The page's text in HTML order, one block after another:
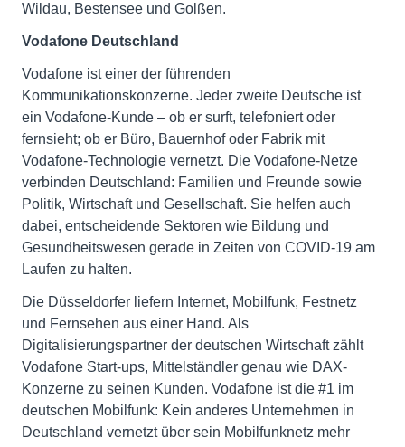
Wildau, Bestensee und Golßen.
Vodafone Deutschland
Vodafone ist einer der führenden
Kommunikationskonzerne. Jeder zweite Deutsche ist
ein Vodafone-Kunde – ob er surft, telefoniert oder
fernsieht; ob er Büro, Bauernhof oder Fabrik mit
Vodafone-Technologie vernetzt. Die Vodafone-Netze
verbinden Deutschland: Familien und Freunde sowie
Politik, Wirtschaft und Gesellschaft. Sie helfen auch
dabei, entscheidende Sektoren wie Bildung und
Gesundheitswesen gerade in Zeiten von COVID-19 am
Laufen zu halten.
Die Düsseldorfer liefern Internet, Mobilfunk, Festnetz
und Fernsehen aus einer Hand. Als
Digitalisierungspartner der deutschen Wirtschaft zählt
Vodafone Start-ups, Mittelständler genau wie DAX-
Konzerne zu seinen Kunden. Vodafone ist die #1 im
deutschen Mobilfunk: Kein anderes Unternehmen in
Deutschland vernetzt über sein Mobilfunknetz mehr